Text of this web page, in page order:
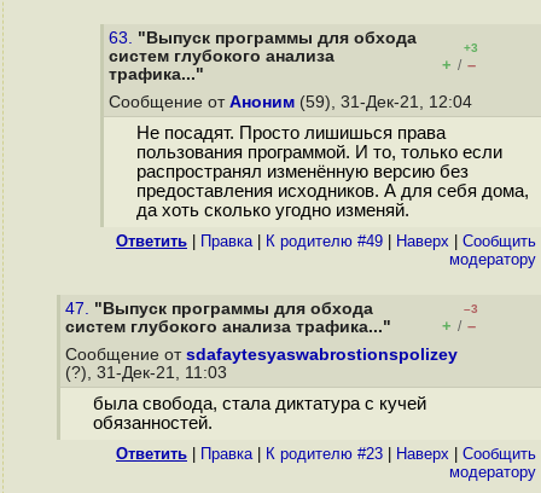
63. "Выпуск программы для обхода
систем глубокого анализа
трафика..."
+3
+ / –
Сообщение от Аноним (59), 31-Дек-21, 12:04
Не посадят. Просто лишишься права
пользования программой. И то, только если
распространял изменённую версию без
предоставления исходников. А для себя дома,
да хоть сколько угодно изменяй.
Ответить Правка| К родителю #49 Наверх
Cообщить
модератору
47. "Выпуск программы для обхода
систем глубокого анализа трафика..."
–3
+ / –
Сообщение от sdafaytesyaswabrostionspolizey
(?), 31-Дек-21, 11:03
была свобода, стала диктатура с кучей
обязанностей.
Ответить Правка| К родителю #23 Наверх
Cообщить
модератору